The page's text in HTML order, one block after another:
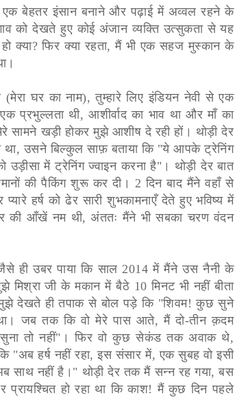
बेहतर इंसान बनाने और पढ़ाई में अव्वल रहने के
को देखते हुए कोई अंजान व्यक्ति उत्सुकता से यह
क्या? फिर क्या रहता, मैं भी एक सहज मुस्कान के
घर का नाम), तुम्हारे लिए इंडियन नेवी से एक
थी, आशीर्वाद का भाव था और माँ का
सामने खड़ी होकर मुझे आशीष दे रही हों। थोड़ी देर
था, उसने बिल्कुल साफ़ बताया कि "ये आपके ट्रेनिंग
में ट्रेनिंग ज्वाइन करना है"। थोड़ी देर बात
की पैकिंग शुरू कर दी। 2 दिन बाद मैंने वहाँ से
हर्ष को ढेर सारी शुभकामनाएँ देते हुए भविष्य में
की आँखें नम थी, अंततः मैंने भी सबका चरण वंदन
ही उबर पाया कि साल 2014 में मैंने उस नैनी के
जी के मकान में बैठे 10 मिनट भी नहीं बीता
देखते ही तपाक से बोल पड़े कि "शिवम! कुछ सुने
जब तक कि वो मेरे पास आते, मैं दो-तीन क़दम
सुना तो नहीं"। फिर वो कुछ सेकंड तक अवाक थे,
हर्ष नहीं रहा, इस संसार में, एक सुबह वो इसी
साथ नहीं है।" थोड़ी देर तक मैं सन्न रह गया, बस
प्रायश्चित हो रहा था कि काश! मैं कुछ दिन पहले